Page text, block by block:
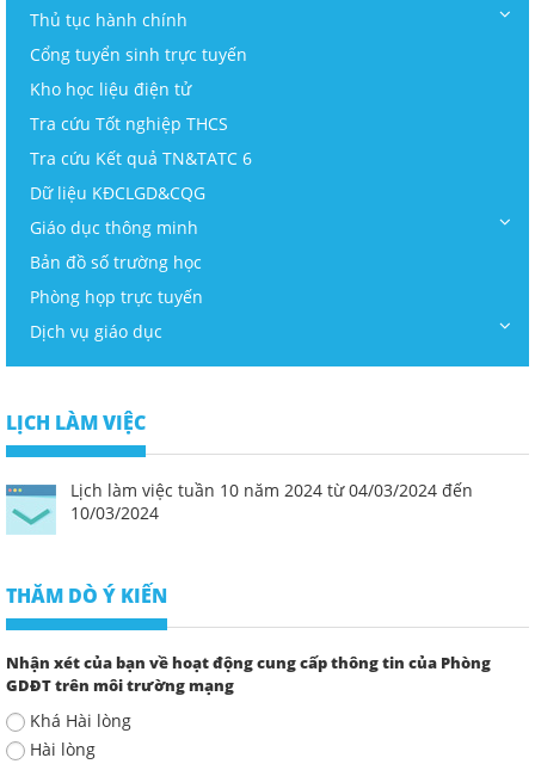
Thủ tục hành chính
Cổng tuyển sinh trực tuyến
Kho học liệu điện tử
Tra cứu Tốt nghiệp THCS
Tra cứu Kết quả TN&TATC 6
Dữ liệu KĐCLGD&CQG
Giáo dục thông minh
Bản đồ số trường học
Phòng họp trực tuyến
Dịch vụ giáo dục
LỊCH LÀM VIỆC
Lịch làm việc tuần 10 năm 2024 từ 04/03/2024 đến
10/03/2024
THĂM DÒ Ý KIẾN
Nhận xét của bạn về hoạt động cung cấp thông tin của Phòng
GDĐT trên môi trường mạng
Khá Hài lòng
Hài lòng